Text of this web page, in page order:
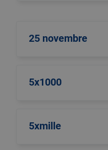
25 novembre
5x1000
5xmille